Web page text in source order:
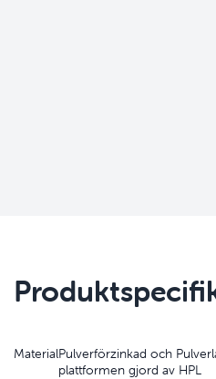
MaterialPulverförzinkad och
plattformen gjord av HPL